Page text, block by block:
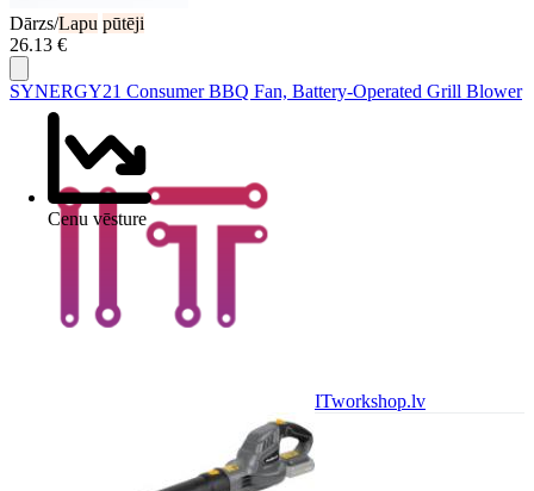
Dārzs/Lapu pūtēji
26.13 €
Cenu vēsture
SYNERGY21 Consumer BBQ Fan, Battery-Operated Grill Blower
ITworkshop.lv